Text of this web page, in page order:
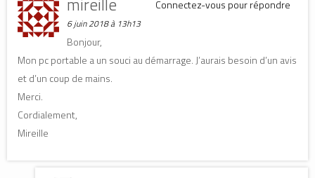
Connectez-vous pour répondre
6 juin 2018 à 13h13
Bonjour,
Mon pc portable a un souci au démarrage. J’aurais besoin d’un avis
et d’un coup de mains.
Merci.
Cordialement,
Mireille